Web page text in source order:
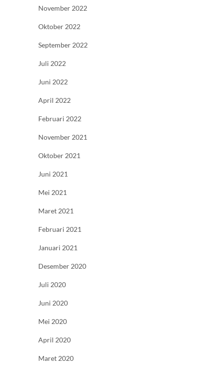
November 2022
Oktober 2022
September 2022
Juli 2022
Juni 2022
April 2022
Februari 2022
November 2021
Oktober 2021
Juni 2021
Mei 2021
Maret 2021
Februari 2021
Januari 2021
Desember 2020
Juli 2020
Juni 2020
Mei 2020
April 2020
Maret 2020